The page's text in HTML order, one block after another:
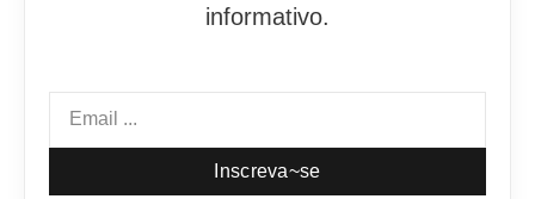
informativo.
Inscreva~se